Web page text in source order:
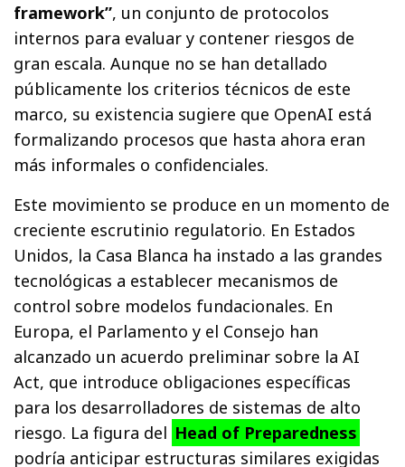
framework”, un conjunto de protocolos
internos para evaluar y contener riesgos de
gran escala. Aunque no se han detallado
públicamente los criterios técnicos de este
marco, su existencia sugiere que OpenAI está
formalizando procesos que hasta ahora eran
más informales o confidenciales.
Este movimiento se produce en un momento de
creciente escrutinio regulatorio. En Estados
Unidos, la Casa Blanca ha instado a las grandes
tecnológicas a establecer mecanismos de
control sobre modelos fundacionales. En
Europa, el Parlamento y el Consejo han
alcanzado un acuerdo preliminar sobre la AI
Act, que introduce obligaciones específicas
para los desarrolladores de sistemas de alto
riesgo. La figura del Head of Preparedness
podría anticipar estructuras similares exigidas